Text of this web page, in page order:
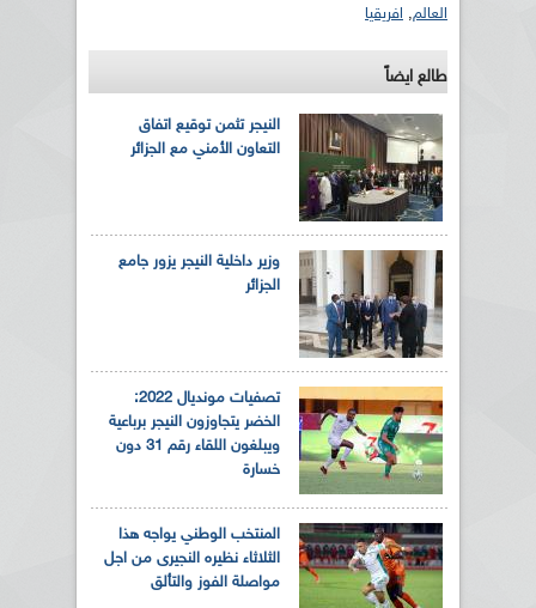
العالم, افريقيا
طالع ايضاً
النيجر تثمن توقيع اتفاق
التعاون الأمني مع الجزائر
وزير داخلية النيجر يزور جامع
الجزائر
تصفيات مونديال 2022:
الخضر يتجاوزون النيجر برباعية
ويبلغون اللقاء رقم 31 دون
خسارة
المنتخب الوطني يواجه هذا
الثلاثاء نظيره النجيرى من اجل
مواصلة الفوز والتألق